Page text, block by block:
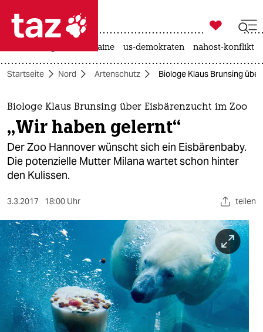
 taz zahl ich
taz zahl ich
themen
politik
öko
sport
berlin
nord
wahrheit

taz zahl ich
krieg in der ukraine us-demokraten nahost-konflikt
Startseite Nord Artenschutz Biologe Klaus Brunsing
Biologe Klaus Brunsing über Eisbärenzucht im Zoo
„Wir haben gelernt“
Der Zoo Hannover wünscht sich ein Eisbärenbaby.
Die potenzielle Mutter Milana wartet schon hinter
den Kulissen.
3.3.2017 18:00 Uhr teilen